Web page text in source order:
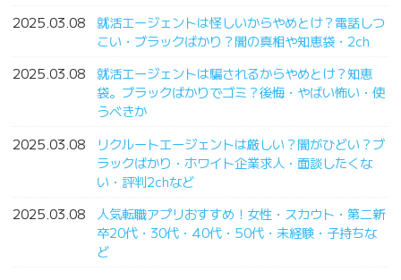
2025.03.08
就活エージェントは怪しいからやめとけ？電話しつ
こい・ブラックばかり？闇の真相や知恵袋・2ch
2025.03.08
就活エージェントは騙されるからやめとけ？知恵
袋。ブラックばかりでゴミ？後悔・やばい怖い・使
うべきか
2025.03.08
リクルートエージェントは厳しい？闇がひどい？ブ
ラックばかり・ホワイト企業求人・面談したくな
い・評判2chなど
2025.03.08
人気転職アプリおすすめ！女性・スカウト・第二新
卒20代・30代・40代・50代・未経験・子持ちな
ど